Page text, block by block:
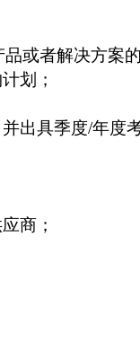
品或者解决方案
划；
出具季度/年度
商；